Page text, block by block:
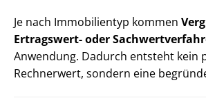
Je nach Immobilientyp kommen
Ertragswert- oder
Anwendung. Dadurch entsteht kein
Rechnerwert, sondern eine